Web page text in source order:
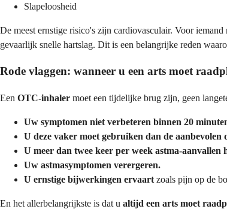
Slapeloosheid
De meest ernstige risico's zijn cardiovasculair. Voor
gevaarlijk snelle hartslag. Dit is een belangrijke reden
Rode vlaggen: wanneer u een arts moet
Een OTC-inhaler moet een tijdelijke brug zijn, geen
Uw symptomen niet verbeteren binnen 20
U deze vaker moet gebruiken dan de aanbevolen
U meer dan twee keer per week astma-aanvallen
Uw astmasymptomen verergeren.
U ernstige bijwerkingen ervaart zoals pijn op de
En het allerbelangrijkste is dat u altijd een arts moet